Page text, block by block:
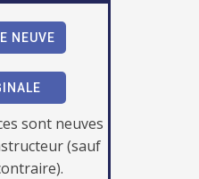
NEUVE
sont neuves
(sauf